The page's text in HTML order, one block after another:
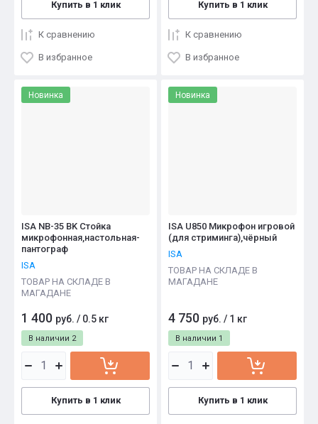
Купить в 1 клик
К сравнению
В избранное
Купить в 1 клик
К сравнению
В избранное
Новинка
ISA NB-35 BK Стойка
микрофонная,настольная-
пантограф
ISA
ТОВАР НА СКЛАДЕ В
МАГАДАНЕ
В наличии 2
1 400 руб. / 0.5 кг
Купить в 1 клик
Новинка
ISA U850 Микрофон игровой
(для стриминга),чёрный
ISA
ТОВАР НА СКЛАДЕ В
МАГАДАНЕ
В наличии 1
4 750 руб. / 1 кг
Купить в 1 клик